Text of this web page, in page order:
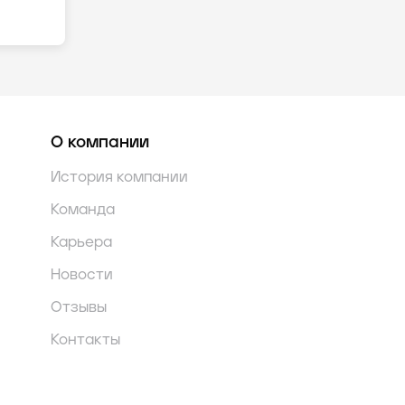
О компании
История компании
Команда
Карьера
Новости
Отзывы
Контакты